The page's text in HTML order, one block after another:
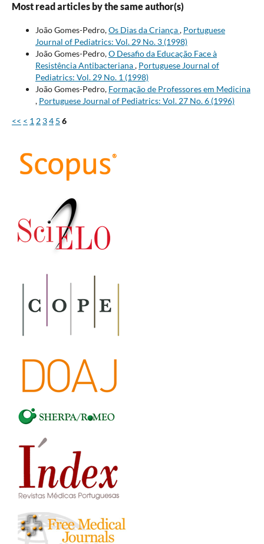
Most read articles by the same author(s)
João Gomes-Pedro,Os Dias da Criança, Portuguese
Journal of Pediatrics: Vol. 29 No. 3 (1998)
João Gomes-Pedro,O Desafio da Educação Face à
Resistência Antibacteriana, Portuguese Journal of
Pediatrics: Vol. 29 No. 1 (1998)
João Gomes-Pedro, Formação de Professores em Medicina
, Portuguese Journal of Pediatrics: Vol. 27 No. 6 (1996)
<< < 1 2 34 5 6